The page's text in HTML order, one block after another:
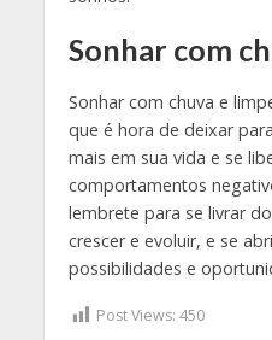
Sonhar com
Sonhar com chuva e
que é hora de deixar
mais em sua vida e se
comportamentos
lembrete para se livrar
crescer e evoluir, e se
possibilidades e
Post Views: 450